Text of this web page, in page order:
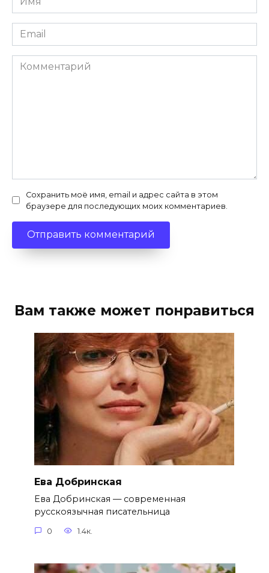
*
Email
*
Комментарий
Сохранить моё имя, email и адрес сайта в этом
браузере для последующих моих комментариев.
Вам также может понравиться
Ева Добринская
Ева Добринская — современная
русскоязычная писательница
0 1.4к.